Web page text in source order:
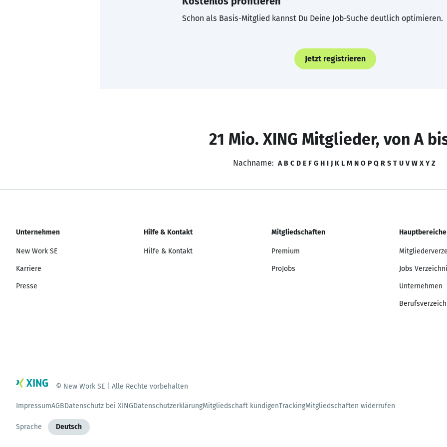
Schon als Basis-Mitglied kannst Du Deine Job-Suche deutlich optimieren.
Jetzt registrieren
21 Mio. XING Mitglieder, von A
Nachname: A B C D E F G H I J K L M N O P Q R S T U V W X Y Z
Unternehmen
New Work SE
Karriere
Presse
Hilfe & Kontakt
Hilfe & Kontakt
Mitgliedschaften
Premium
ProJobs
Hauptbereiche
Jobs
Unternehmen
© New Work SE | Alle Rechte vorbehalten
ImpressumAGBDatenschutz bei XINGDatenschutzerklärungMitgliedschaft kündigenTrackingMitgliedschaften widerrufen
Sprache Deutsch